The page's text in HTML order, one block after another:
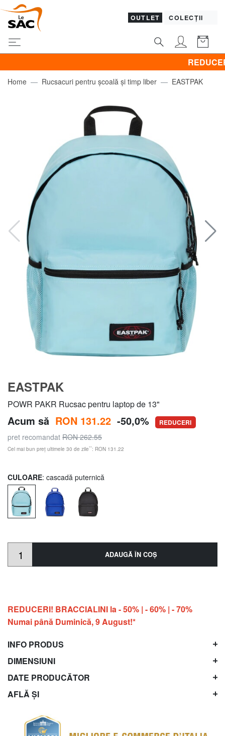
OUTLET COLECȚII
REDUCERI!
Home Rucsacuri pentru școală și timp liber EASTPAK
EASTPAK
POWR PAKR Rucsac pentru laptop de 13"
Acum să RON 131.22 -50,0% REDUCERI
pret recomandat RON 262.55
Cel mai bun preț ultimele 30 de zile**: RON 131.22
CULOARE: cascadă puternică
ADAUGĂ ÎN COŞ
REDUCERI! BRACCIALINI la - 50% | - 60% | - 70%
Numai până Duminică, 9 August!*
INFO PRODUS
DIMENSIUNI
DATE PRODUCĂTOR
AFLĂ ȘI